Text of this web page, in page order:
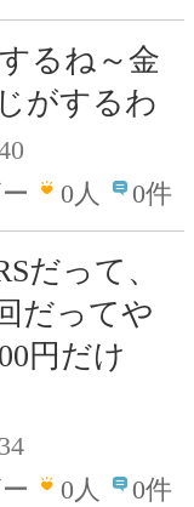
るね～金
がするわ
0人 0件
だって、
だってや
円だけ
0人 0件